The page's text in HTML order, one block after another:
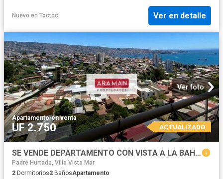
Nuevo en Toctoc Ver en detalle
Ver foto
Apartamento·en venta
UF 2.750 ACTUALIZADO
SE VENDE DEPARTAMENTO CON VISTA A LA BAHIA EN CERRO PLACERES
Padre Hurtado, Villa Vista Mar
2 Dormitorios2 BañosApartamento